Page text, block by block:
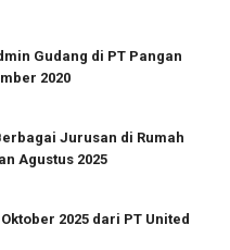
Gudang di PT Pangan
2020
Jurusan di Rumah
Agustus 2025
2025 dari PT United